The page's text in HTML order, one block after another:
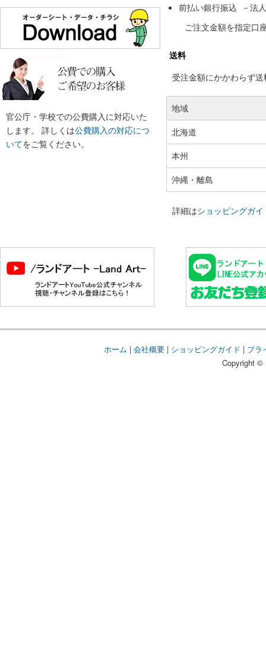
官公庁・学校での公費購入に対応いた
します。 詳しくは公費購入の対応につ
いてをご覧ください。
前払い銀行振込 －法
ご注文金額を指定口
送料
受注金額にかかわらず
地域
北海道
本州
沖縄・離島
詳細はショッピングガイ
ホーム | 会社概要| ショッピングガイド | プラ
Copyright ©